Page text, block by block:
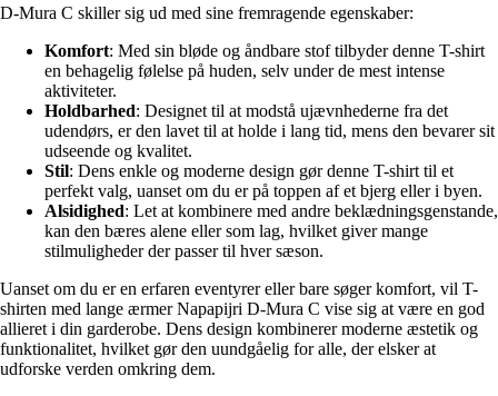
D-Mura C skiller sig ud med sine fremragende egenskaber:
Komfort: Med sin bløde og åndbare stof tilbyder denne T-shirt
en behagelig følelse på huden, selv under de mest intense
aktiviteter.
Holdbarhed: Designet til at modstå ujævnhederne fra det
udendørs, er den lavet til at holde i lang tid, mens den bevarer sit
udseende og kvalitet.
Stil: Dens enkle og moderne design gør denne T-shirt til et
perfekt valg, uanset om du er på toppen af et bjerg eller i byen.
Alsidighed: Let at kombinere med andre beklædningsgenstande,
kan den bæres alene eller som lag, hvilket giver mange
stilmuligheder der passer til hver sæson.
Uanset om du er en erfaren eventyrer eller bare søger komfort, vil T-
shirten med lange ærmer Napapijri D-Mura C vise sig at være en god
allieret i din garderobe. Dens design kombinerer moderne æstetik og
funktionalitet, hvilket gør den uundgåelig for alle, der elsker at
udforske verden omkring dem.